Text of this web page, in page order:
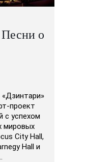
о
проект
с успехом
мировых
City Hall,
Hall и